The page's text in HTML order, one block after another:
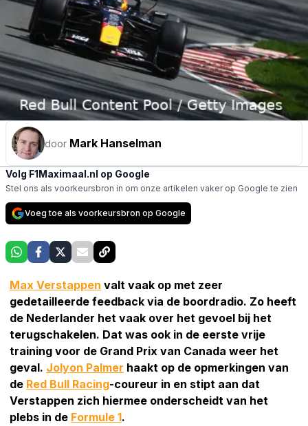
door Mark Hanselman
Volg F1Maximaal.nl op Google
Stel ons als voorkeursbron in om onze artikelen vaker op Google te zien
Voeg toe als voorkeursbron op Google
Max Verstappen valt vaak op met zeer
gedetailleerde feedback via de boordradio. Zo heeft
de Nederlander het vaak over het gevoel bij het
terugschakelen. Dat was ook in de eerste vrije
training voor de Grand Prix van Canada weer het
geval. Jolyon Palmer haakt op de opmerkingen van
de Red Bull Racing-coureur in en stipt aan dat
Verstappen zich hiermee onderscheidt van het
plebs in de Formule 1.